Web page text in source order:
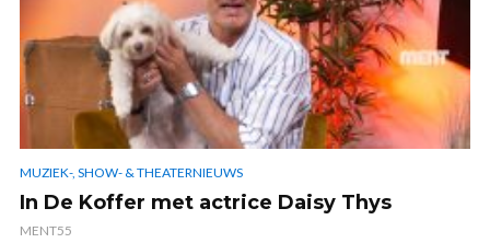
MUZIEK-, SHOW- & THEATERNIEUWS
In De Koffer met actrice Daisy Thys
MENT55